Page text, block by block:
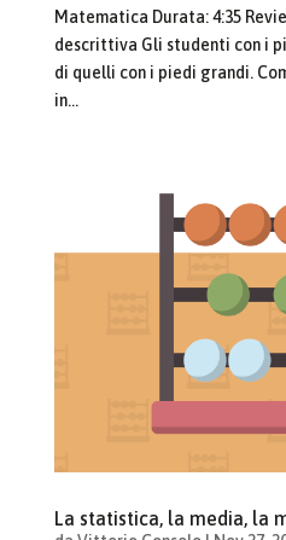
Matematica Durata: 4:35
descrittiva Gli studenti con i
di quelli con i piedi grandi.
in...
La statistica, la media, la